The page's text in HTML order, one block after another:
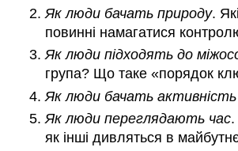
Як люди бачать природу.
повинні намагатися
Як люди підходять до
група? Що таке «порядок
Як люди бачать активність
Як люди переглядають час.
як інші дивляться в